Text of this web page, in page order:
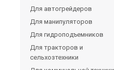
Для автогрейдеров
Для манипуляторов
Для гидроподъемников
Для тракторов и
сельхозтехники